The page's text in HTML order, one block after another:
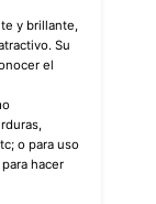
y brillante,
Su
el
o para uso
hacer